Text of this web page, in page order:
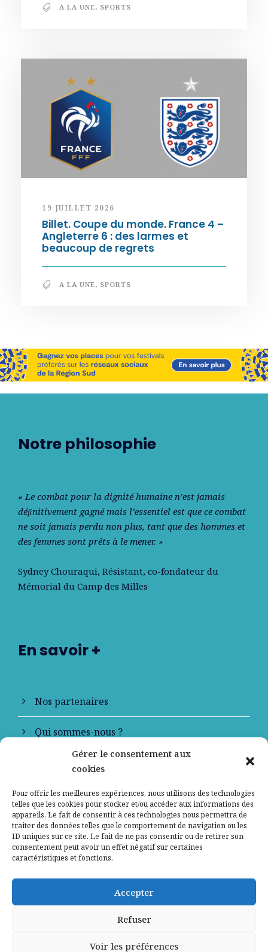
Gérer le consentement aux
cookies
Pour offrir les meilleures expériences, nous utilisons des technologies
telles que les cookies pour stocker et/ou accéder aux informations des
appareils. Le fait de consentir à ces technologies nous permettra de
traiter des données telles que le comportement de navigation ou les
ID uniques sur ce site. Le fait de ne pas consentir ou de retirer son
consentement peut avoir un effet négatif sur certaines
caractéristiques et fonctions.
Accepter
Refuser
Voir les préférences
A LA UNE, SPORTS
19 JUILLET 2026
Billet. Coupe du monde. France 4 –
Angleterre 6 : des larmes et
beaucoup de regrets
A LA UNE, SPORTS
Notre philosophie
« Le combat pour la dignité humaine n’est jamais
déﬁnitivement gagné mais l’essentiel est que ce combat
ne soit jamais perdu non plus, tant que des hommes et
des femmes sont prêts à le mener. »
Sydney Chouraqui, Résistant, co-fondateur du
Mémorial du Camp des Milles
En savoir +
Nos partenaires
Qui sommes-nous ?
Contactez-nous
Mentions légales
Politique de confidentialité